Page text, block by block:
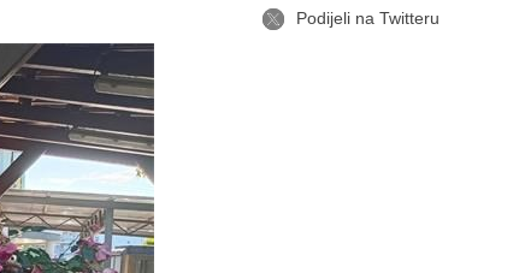
Podijeli na Twitteru